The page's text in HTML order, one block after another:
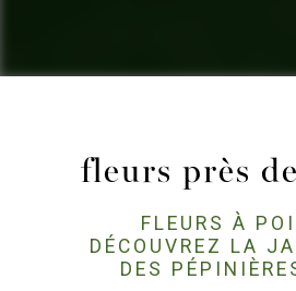
fleurs près
FLEURS À
DÉCOUVREZ LA
DES